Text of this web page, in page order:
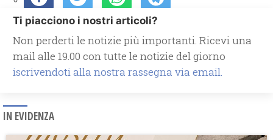
Ti piacciono i nostri articoli?
Non perderti le notizie più importanti. Ricevi una
mail alle 19.00 con tutte le notizie del giorno
iscrivendoti alla nostra rassegna via email.
IN EVIDENZA